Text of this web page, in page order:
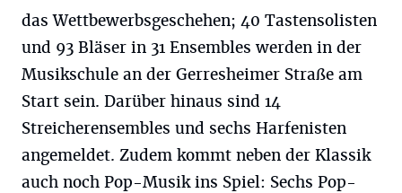
das Wettbewerbsgeschehen; 40 Tastensolisten
und 93 Bläser in 31 Ensembles werden in der
Musikschule an der Gerresheimer Straße am
Start sein. Darüber hinaus sind 14
Streicherensembles und sechs Harfenisten
angemeldet. Zudem kommt neben der Klassik
auch noch Pop-Musik ins Spiel: Sechs Pop-